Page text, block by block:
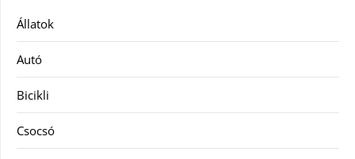
Állatok
Autó
Bicikli
Csocsó